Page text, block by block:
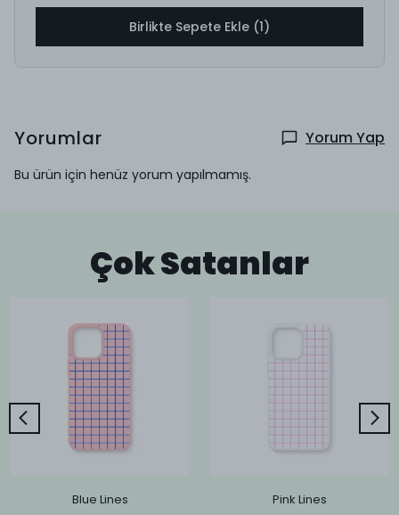
Birlikte Sepete Ekle (1)
Yorumlar Yorum Yap
Bu ürün için henüz yorum yapılmamış.
Çok Satanlar
Blue Lines Pink Lines